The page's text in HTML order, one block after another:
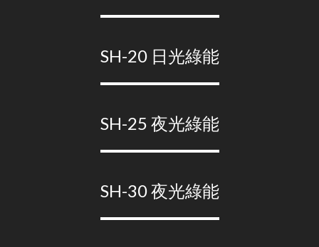
SH-20 日光綠能
SH-25 夜光綠能
SH-30 夜光綠能